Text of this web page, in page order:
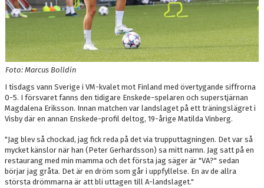
Foto: Marcus Bolldin
I tisdags vann Sverige i VM-kvalet mot Finland med övertygande siffrorna
0-5. I försvaret fanns den tidigare Enskede-spelaren och superstjärnan
Magdalena Eriksson. Innan matchen var landslaget på ett träningslägret i
Visby där en annan Enskede-profil deltog, 19-årige Matilda Vinberg.
"Jag blev så chockad, jag fick reda på det via trupputtagningen. Det var så
mycket känslor när han (Peter Gerhardsson) sa mitt namn. Jag satt på en
restaurang med min mamma och det första jag säger är "VA?" sedan
börjar jag gråta. Det är en dröm som går i uppfyllelse. En av de allra
största drömmarna är att bli uttagen till A-landslaget."